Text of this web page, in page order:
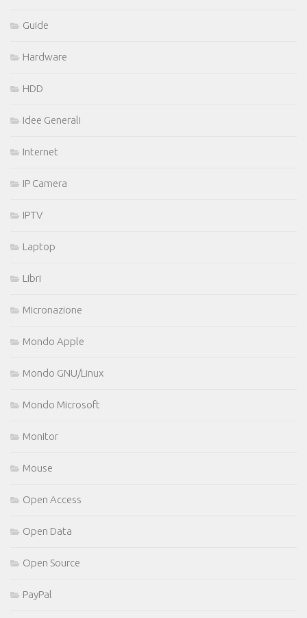
Guide
Hardware
HDD
Idee Generali
Internet
IP Camera
IPTV
Laptop
Libri
Micronazione
Mondo Apple
Mondo GNU/Linux
Mondo Microsoft
Monitor
Mouse
Open Access
Open Data
Open Source
PayPal